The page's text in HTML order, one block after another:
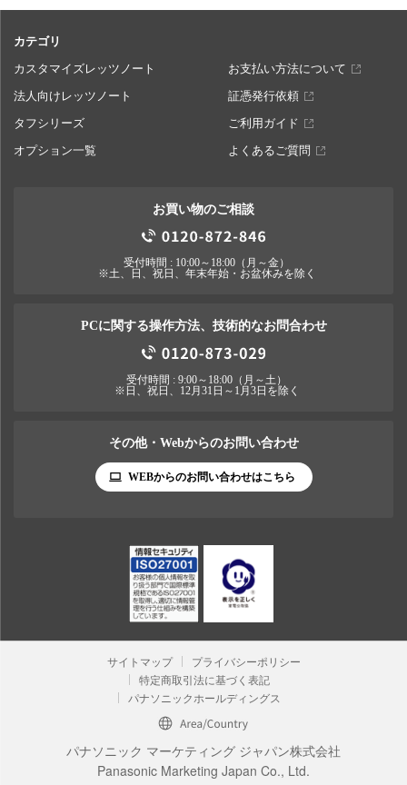
カテゴリ
カスタマイズレッツノート
お支払い方法について
法人向けレッツノート
証憑発行依頼
タフシリーズ
ご利用ガイド
オプション一覧
よくあるご質問
お買い物のご相談
受付時間 : 10:00～18:00（月～金）
※土、日、祝日、年末年始・お盆休みを除く
PCに関する操作方法、技術的なお問合わせ
受付時間 : 9:00～18:00（月～土）
※日、祝日、12月31日～1月3日を除く
その他・Webからのお問い合わせ
WEBからのお問い合わせはこちら
サイトマップ
プライバシーポリシー
特定商取引法に基づく表記
パナソニックホールディングス
パナソニック マーケティング ジャパン株式会社
Panasonic Marketing Japan Co., Ltd.